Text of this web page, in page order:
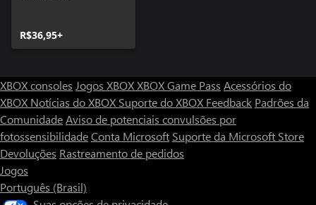
R$36,95+
XBOX consoles Jogos XBOXXBOX Game Pass Acessórios do
XBOX Notícias do XBOX Suporte do XBOX Feedback Padrões da
ComunidadeAviso de potenciais convulsões por
fotossensibilidadeConta Microsoft Suporte da Microsoft Store
Devoluções Rastreamento de pedidos
Jogos
Português (Brasil)